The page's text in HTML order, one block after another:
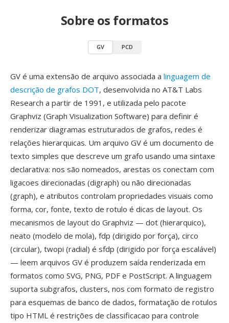
Sobre os formatos
GV PCD
GV é uma extensão de arquivo associada a linguagem de
descrição de grafos DOT, desenvolvida no AT&T Labs
Research a partir de 1991, e utilizada pelo pacote
Graphviz (Graph Visualization Software) para definir é
renderizar diagramas estruturados de grafos, redes é
relações hierarquicas. Um arquivo GV é um documento de
texto simples que descreve um grafo usando uma sintaxe
declarativa: nos são nomeados, arestas os conectam com
ligacoes direcionadas (digraph) ou não direcionadas
(graph), e atributos controlam propriedades visuais como
forma, cor, fonte, texto de rotulo é dicas de layout. Os
mecanismos de layout do Graphviz — dot (hierarquico),
neato (modelo de mola), fdp (dirigido por força), circo
(circular), twopi (radial) é sfdp (dirigido por força escalável)
— leem arquivos GV é produzem saída renderizada em
formatos como SVG, PNG, PDF e PostScript. A linguagem
suporta subgrafos, clusters, nos com formato de registro
para esquemas de banco de dados, formatação de rotulos
tipo HTML é restrições de classificacao para controle